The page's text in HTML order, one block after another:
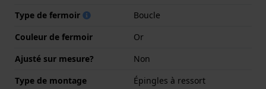
Type de fermoir
Boucle
Couleur de fermoir
Or
Ajusté sur mesure?
Non
Type de montage
Épingles à ressort